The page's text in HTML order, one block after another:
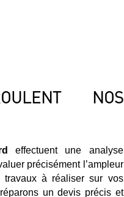
NOS
effectuent une analyse
précisément l’ampleur
travaux à réaliser sur vos
un devis précis et